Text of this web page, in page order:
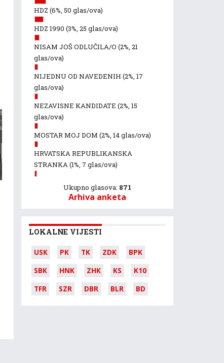
HDZ (6%, 50 glas/ova)
HDZ 1990 (3%, 25 glas/ova)
NISAM JOŠ ODLUČILA/O (2%, 21
glas/ova)
NIJEDNU OD NAVEDENIH (2%, 17
glas/ova)
NEZAVISNE KANDIDATE (2%, 15
glas/ova)
MOSTAR MOJ DOM (2%, 14 glas/ova)
HRVATSKA REPUBLIKANSKA
STRANKA(1%, 7 glas/ova)
Ukupno glasova: 871
Arhiva anketa
LOKALNE VIJESTI
USK PK TK ZDK
BPK
SBK
HNK ZHK KS
K10
TFR
SZR DBR BLR BD